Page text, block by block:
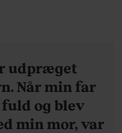
udpræget
Når min far
og blev
min mor, var